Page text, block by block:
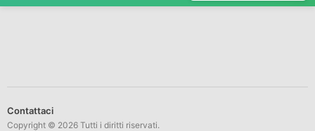
Contattaci
Copyright © 2026 Tutti i diritti riservati.